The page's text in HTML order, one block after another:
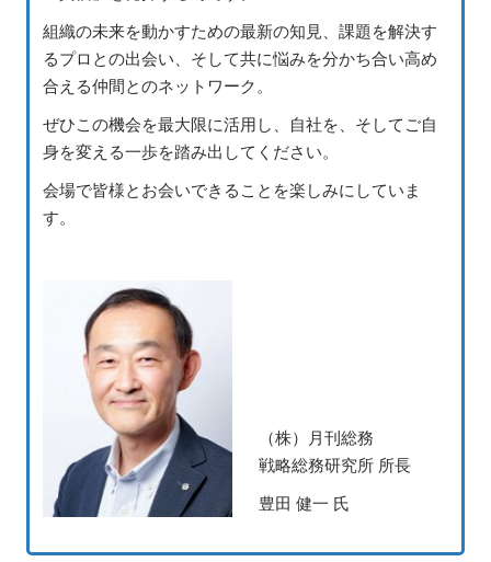
組織の未来を動かすための最新の知見、課題を解決す
るプロとの出会い、そして共に悩みを分かち合い高め
合える仲間とのネットワーク。
ぜひこの機会を最大限に活用し、自社を、そしてご自
身を変える一歩を踏み出してください。
会場で皆様とお会いできることを楽しみにしていま
す。
（株）月刊総務
戦略総務研究所 所長
豊田 健一 氏